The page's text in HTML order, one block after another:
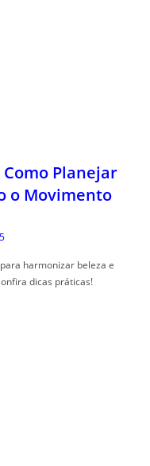
Planejar
o Movimento
harmonizar beleza e
dicas práticas!